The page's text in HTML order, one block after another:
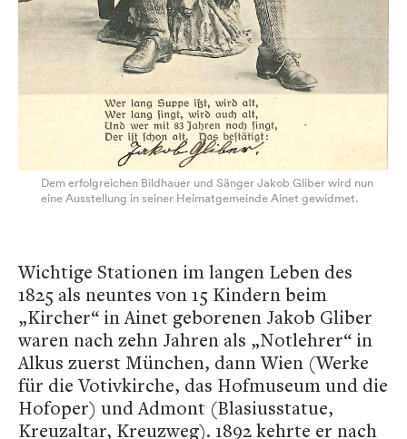
Dem erfolgreichen Bildhauer und Sänger Jakob Gliber wird nun
eine Ausstellung in seiner Heimatgemeinde Ainet gewidmet.
Wichtige Stationen im langen Leben des
1825 als neuntes von 15 Kindern beim
„Kircher“ in Ainet geborenen Jakob Gliber
waren nach zehn Jahren als „Notlehrer“ in
Alkus zuerst München, dann Wien (Werke
für die Votivkirche, das Hofmuseum und die
Hofoper) und Admont (Blasiusstatue,
Kreuzaltar, Kreuzweg). 1892 kehrte er nach